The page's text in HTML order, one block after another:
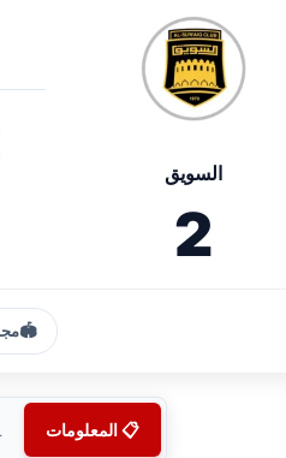
السويق
2
🏟️
📋 المعلومات